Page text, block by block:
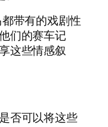
带有的戏剧性
们的赛车记
这些情感叙
否可以将这些